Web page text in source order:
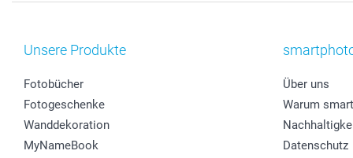
Unsere Produkte
Fotobücher
Fotogeschenke
Wanddekoration
MyNameBook
Über uns
Warum
Datenschutz